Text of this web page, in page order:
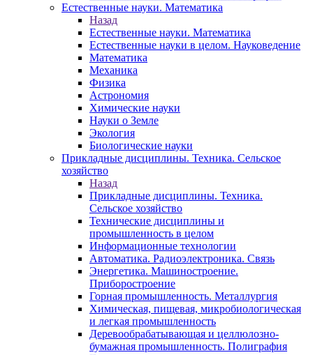
Естественные науки. Математика
Назад
Естественные науки. Математика
Естественные науки в целом. Науковедение
Математика
Механика
Физика
Астрономия
Химические науки
Науки о Земле
Экология
Биологические науки
Прикладные дисциплины. Техника. Сельское
хозяйство
Назад
Прикладные дисциплины. Техника.
Сельское хозяйство
Технические дисциплины и
промышленность в целом
Информационные технологии
Автоматика. Радиоэлектроника. Связь
Энергетика. Машиностроение.
Приборостроение
Горная промышленность. Металлургия
Химическая, пищевая, микробиологическая
и легкая промышленность
Деревообрабатывающая и целлюлозно-
бумажная промышленность. Полиграфия